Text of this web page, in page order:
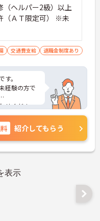
ヘルパー2級）以上
（ＡＴ限定可） ※未
交通費支給 退職金制度あり
。
経験の方で
せくださ
紹介してもらう
表示